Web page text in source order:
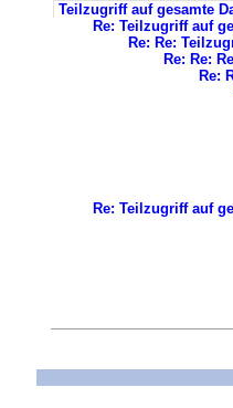
Teilzugriff auf gesamte
Re: Teilzugriff auf
Re: Re:
Re: Re:
Re:
Re: Teilzugriff auf